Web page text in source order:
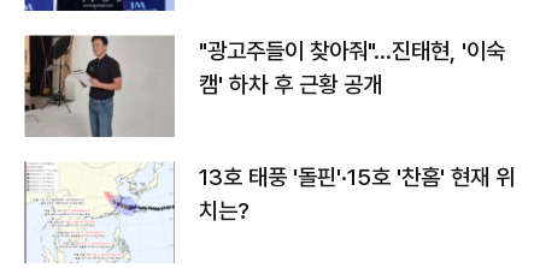
"광고주들이 찾아줘"…진태현, '이숙
캠' 하차 후 근황 공개
13호 태풍 '돌핀'·15호 '찬홈' 현재 위
치는?